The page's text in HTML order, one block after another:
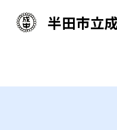
半田市立